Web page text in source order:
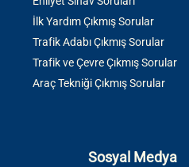
İlk Yardım Çıkmış Sorular
Trafik Adabı Çıkmış Sorular
Trafik ve Çevre Çıkmış Sorular
Araç Tekniği Çıkmış Sorular
Sosyal Medya